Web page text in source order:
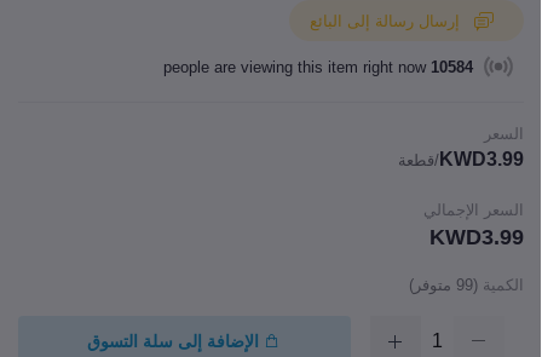
10584
السعر
KWD3.99 /قطعة
السعر الإجمالي
KWD3.99
الكمية (
99 متوفر)
الإضافة إلى سلة التسوق